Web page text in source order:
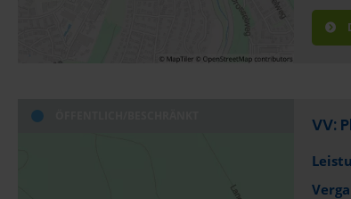
VV: